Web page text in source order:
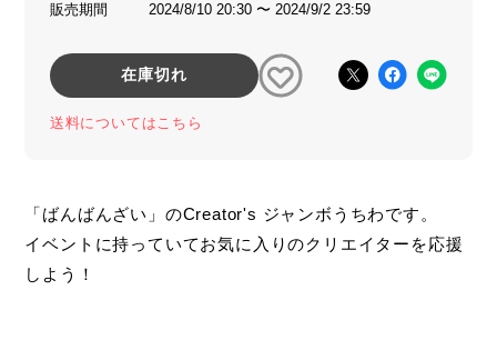
販売期間 2024/8/10 20:30 〜 2024/9/2 23:59
在庫切れ
送料についてはこちら
「ばんばんざい」のCreator's ジャンボうちわです。
イベントに持っていてお気に入りのクリエイターを応援
しよう！